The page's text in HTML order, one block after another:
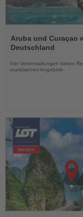
Sie
die
Aruba und Curaçao
Deutschland
Vier Veranstaltungen bieten
touristischen Angebote